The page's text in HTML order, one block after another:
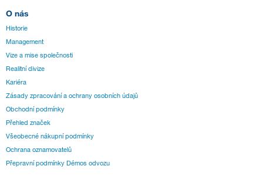
O nás
Historie
Management
Vize a mise společnosti
Realitní divize
Kariéra
Zásady zpracování a ochrany osobních údajů
Obchodní podmínky
Přehled značek
Všeobecné nákupní podmínky
Ochrana oznamovatelů
Přepravní podmínky Démos odvozu